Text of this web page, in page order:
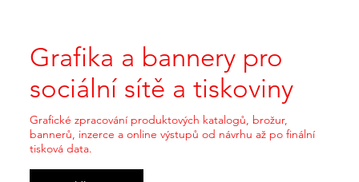
Grafika a bannery pro
sociální sítě a tiskoviny
Grafické zpracování produktových katalogů, brožur,
bannerů, inzerce a online výstupů od návrhu až po finální
tisková data.